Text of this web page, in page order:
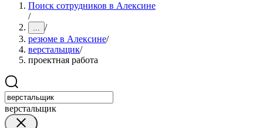
Поиск сотрудников в Алексине
/
... /
резюме в Алексине/
верстальщик/
проектная работа
верстальщик